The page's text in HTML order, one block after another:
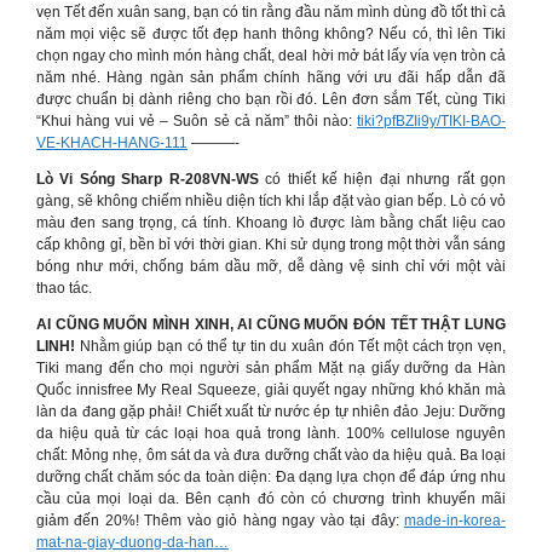
vẹn Tết đến xuân sang, bạn có tin rằng đầu năm mình dùng đồ tốt thì cả
năm mọi việc sẽ được tốt đẹp hanh thông không? Nếu có, thì lên Tiki
chọn ngay cho mình món hàng chất, deal hời mở bát lấy vía vẹn tròn cả
năm nhé. Hàng ngàn sản phẩm chính hãng với ưu đãi hấp dẫn đã
được chuẩn bị dành riêng cho bạn rồi đó. Lên đơn sắm Tết, cùng Tiki
“Khui hàng vui vẻ – Suôn sẻ cả năm” thôi nào: tiki?pfBZIi9y/TIKI-BAO-
VE-KHACH-HANG-111 ———-
Lò Vi Sóng Sharp R-208VN-WScó thiết kế hiện đại nhưng rất gọn
gàng, sẽ không chiếm nhiều diện tích khi lắp đặt vào gian bếp. Lò có vỏ
màu đen sang trọng, cá tính. Khoang lò được làm bằng chất liệu cao
cấp không gỉ, bền bỉ với thời gian. Khi sử dụng trong một thời vẫn sáng
bóng như mới, chống bám dầu mỡ, dễ dàng vệ sinh chỉ với một vài
thao tác.
AI CŨNG MUỐN MÌNH XINH, AI CŨNG MUỐN ĐÓN TẾT THẬT LUNG
LINH! Nhằm giúp bạn có thể tự tin du xuân đón Tết một cách trọn vẹn,
Tiki mang đến cho mọi người sản phẩm Mặt nạ giấy dưỡng da Hàn
Quốc innisfree My Real Squeeze, giải quyết ngay những khó khăn mà
làn da đang gặp phải! Chiết xuất từ nước ép tự nhiên đảo Jeju: Dưỡng
da hiệu quả từ các loại hoa quả trong lành. 100% cellulose nguyên
chất: Mỏng nhẹ, ôm sát da và đưa dưỡng chất vào da hiệu quả. Ba loại
dưỡng chất chăm sóc da toàn diện: Đa dạng lựa chọn để đáp ứng nhu
cầu của mọi loại da. Bên cạnh đó còn có chương trình khuyến mãi
giảm đến 20%! Thêm vào giỏ hàng ngay vào tại đây: made-in-korea-
mat-na-giay-duong-da-han…